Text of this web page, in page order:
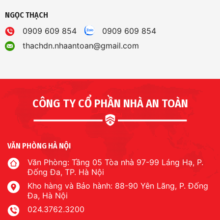
NGỌC THẠCH
0909 609 854
0909 609 854
thachdn.nhaantoan@gmail.com
CÔNG TY CỔ PHẦN NHÀ AN TOÀN
VĂN PHÒNG HÀ NỘI
Văn Phòng: Tầng 05 Tòa nhà 97-99 Láng Hạ, P.
Đống Đa, TP. Hà Nội
Kho hàng và Bảo hành: 88-90 Yên Lãng, P. Đống
Đa, Hà Nội
024.3762.3200